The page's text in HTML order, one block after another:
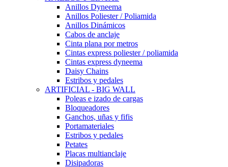
Anillos Dyneema
Anillos Poliester / Poliamida
Anillos Dinámicos
Cabos de anclaje
Cinta plana por metros
Cintas express poliester / poliamida
Cintas express dyneema
Daisy Chains
Estribos y pedales
ARTIFICIAL - BIG WALL
Poleas e izado de cargas
Bloqueadores
Ganchos, uñas y fifis
Portamateriales
Estribos y pedales
Petates
Placas multianclaje
Disipadoras